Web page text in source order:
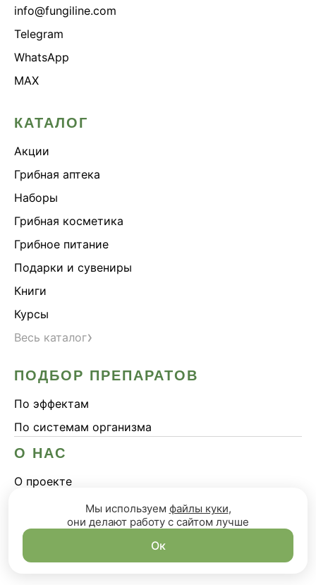
info@fungiline.com
Telegram
WhatsApp
MAX
КАТАЛОГ
Акции
Грибная аптека
Наборы
Грибная косметика
Грибное питание
Подарки и сувениры
Книги
Курсы
Весь каталог›
ПОДБОР ПРЕПАРАТОВ
По эффектам
По системам организма
О НАС
О проекте
Сотрудничество
КЛИЕНТАМ
Мы используем файлы куки,
они делают работу с сайтом лучше
Ок